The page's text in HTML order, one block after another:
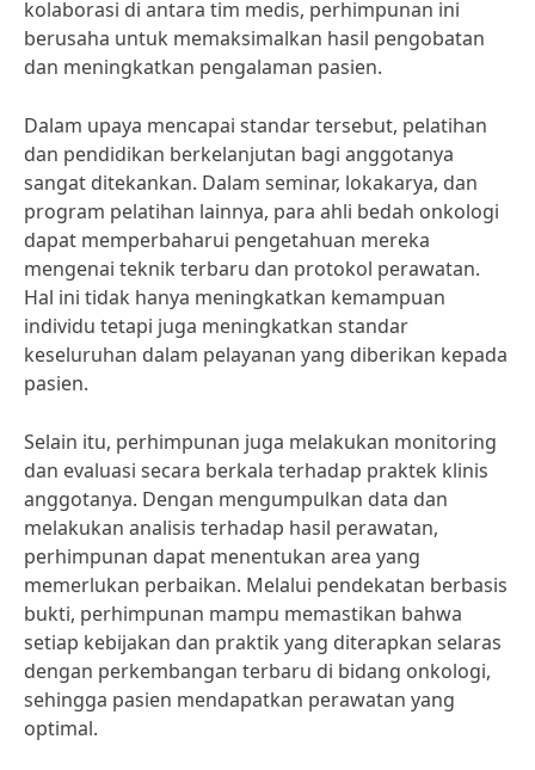
kolaborasi di antara tim medis, perhimpunan ini
berusaha untuk memaksimalkan hasil pengobatan
dan meningkatkan pengalaman pasien.
Dalam upaya mencapai standar tersebut, pelatihan
dan pendidikan berkelanjutan bagi anggotanya
sangat ditekankan. Dalam seminar, lokakarya, dan
program pelatihan lainnya, para ahli bedah onkologi
dapat memperbaharui pengetahuan mereka
mengenai teknik terbaru dan protokol perawatan.
Hal ini tidak hanya meningkatkan kemampuan
individu tetapi juga meningkatkan standar
keseluruhan dalam pelayanan yang diberikan kepada
pasien.
Selain itu, perhimpunan juga melakukan monitoring
dan evaluasi secara berkala terhadap praktek klinis
anggotanya. Dengan mengumpulkan data dan
melakukan analisis terhadap hasil perawatan,
perhimpunan dapat menentukan area yang
memerlukan perbaikan. Melalui pendekatan berbasis
bukti, perhimpunan mampu memastikan bahwa
setiap kebijakan dan praktik yang diterapkan selaras
dengan perkembangan terbaru di bidang onkologi,
sehingga pasien mendapatkan perawatan yang
optimal.